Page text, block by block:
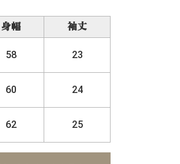
身幅
袖丈
58 23
60 24
62 25